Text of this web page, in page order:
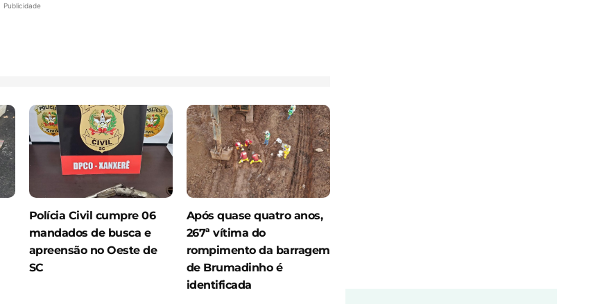
Publicidade
Polícia Civil cumpre 06
mandados de busca e
apreensão no Oeste de
SC
Após quase quatro anos,
267ª vítima do
rompimento da barragem
de Brumadinho é
identificada